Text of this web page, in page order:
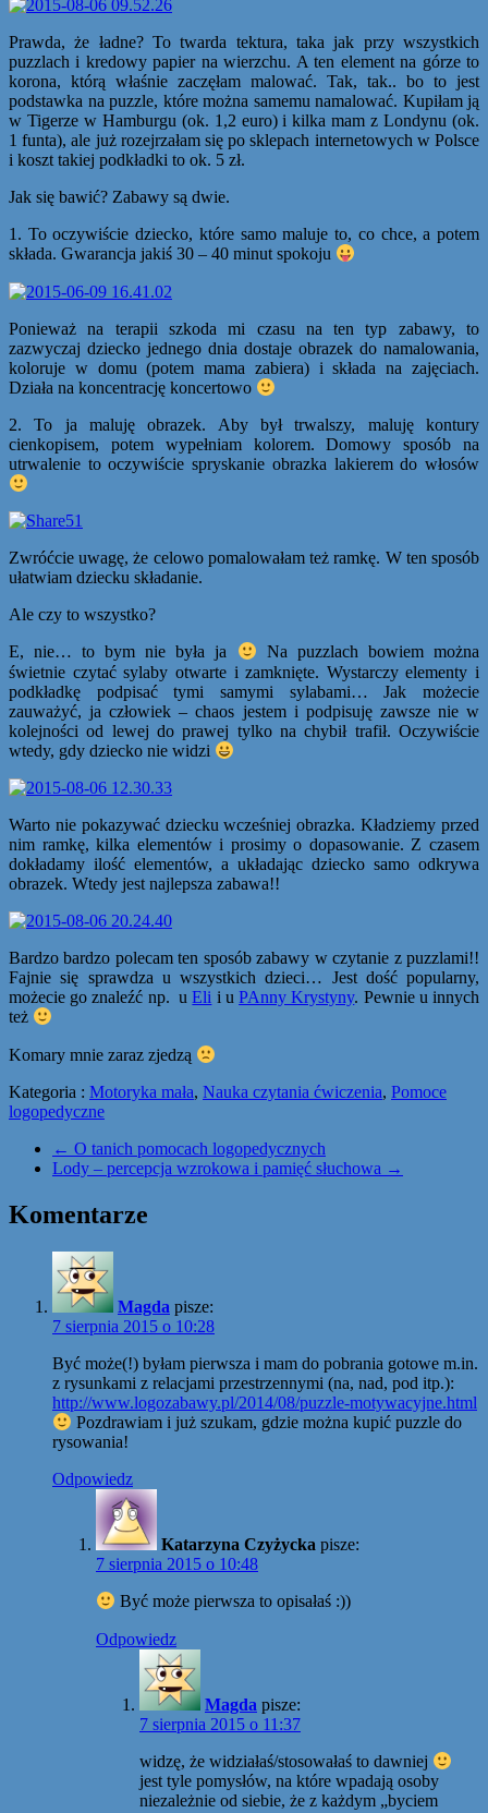
Prawda, że ładne? To twarda tektura, taka jak przy wszystkich
puzzlach i kredowy papier na wierzchu. A ten element na górze to
korona, którą właśnie zaczęłam malować. Tak, tak.. bo to jest
podstawka na puzzle, które można samemu namalować. Kupiłam ją
w Tigerze w Hamburgu (ok. 1,2 euro) i kilka mam z Londynu (ok.
1 funta), ale już rozejrzałam się po sklepach internetowych w Polsce
i koszt takiej podkładki to ok. 5 zł.
Jak się bawić? Zabawy są dwie.
1. To oczywiście dziecko, które samo maluje to, co chce, a potem
składa. Gwarancja jakiś 30 – 40 minut spokoju
Ponieważ na terapii szkoda mi czasu na ten typ zabawy, to
zazwyczaj dziecko jednego dnia dostaje obrazek do namalowania,
koloruje w domu (potem mama zabiera) i składa na zajęciach.
Działa na koncentrację koncertowo
2. To ja maluję obrazek. Aby był trwalszy, maluję kontury
cienkopisem, potem wypełniam kolorem. Domowy sposób na
utrwalenie to oczywiście spryskanie obrazka lakierem do włosów
Zwróćcie uwagę, że celowo pomalowałam też ramkę. W ten sposób
ułatwiam dziecku składanie.
Ale czy to wszystko?
E, nie… to bym nie była ja
Na puzzlach bowiem można
świetnie czytać sylaby otwarte i zamknięte. Wystarczy elementy i
podkładkę podpisać tymi samymi sylabami… Jak możecie
zauważyć, ja człowiek – chaos jestem i podpisuję zawsze nie w
kolejności od lewej do prawej tylko na chybił trafił. Oczywiście
wtedy, gdy dziecko nie widzi
Warto nie pokazywać dziecku wcześniej obrazka. Kładziemy przed
nim ramkę, kilka elementów i prosimy o dopasowanie. Z czasem
dokładamy ilość elementów, a układając dziecko samo odkrywa
obrazek. Wtedy jest najlepsza zabawa!!
Bardzo bardzo polecam ten sposób zabawy w czytanie z puzzlami!!
Fajnie się sprawdza u wszystkich dzieci… Jest dość popularny,
możecie go znaleźć np. uEli i uPAnny Krystyny. Pewnie u innych
też
Komary mnie zaraz zjedzą
Kategoria : Motoryka mała, Nauka czytania ćwiczenia, Pomoce
logopedyczne
← O tanich pomocach logopedycznych
Lody – percepcja wzrokowa i pamięć słuchowa →
Komentarze
Magda pisze:
7 sierpnia 2015 o 10:28
Być może(!) byłam pierwsza i mam do pobrania gotowe m.in.
z rysunkami z relacjami przestrzennymi (na, nad, pod itp.):
http://www.logozabawy.pl/2014/08/puzzle-motywacyjne.html
Pozdrawiam i już szukam, gdzie można kupić puzzle do
rysowania!
Odpowiedz
Katarzyna Czyżycka pisze:
7 sierpnia 2015 o 10:48
Być może pierwsza to opisałaś :))
Odpowiedz
Magda pisze:
7 sierpnia 2015 o 11:37
widzę, że widziałaś/stosowałaś to dawniej
jest tyle pomysłów, na które wpadają osoby
niezależnie od siebie, że z każdym „byciem